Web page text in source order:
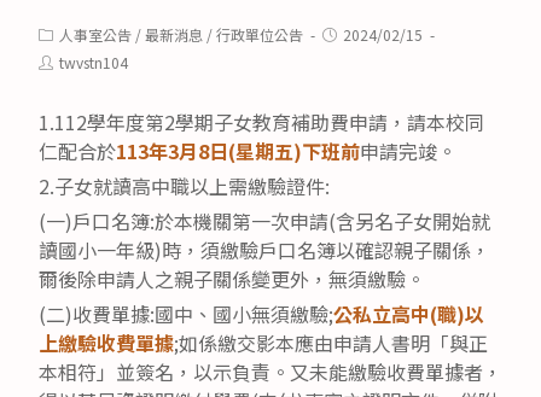
Post
category:
人事室公告 /最新消息 /行政單位公告
Post2024/02/15
Posttwvstn104
1.112學年度第2學期子女教育補助費申請，請本校同
仁配合於113年3月8日(星期五)下班前申請完竣。
2.子女就讀高中職以上需繳驗證件:
(一)戶口名簿:於本機關第一次申請(含另名子女開始就
讀國小一年級)時，須繳驗戶口名簿以確認親子關係，
爾後除申請人之親子關係變更外，無須繳驗。
(二)收費單據:國中、國小無須繳驗;公私立高中(職)以
上繳驗收費單據;如係繳交影本應由申請人書明「與正
本相符」並簽名，以示負責。又未能繳驗收費單據者，